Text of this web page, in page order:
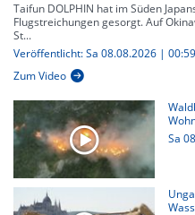
Taifun DOLPHIN hat im Süden
Flugstreichungen gesorgt. Auf
St...
Veröffentlicht: Sa 08.08.2026 |
Zum Video
Sa